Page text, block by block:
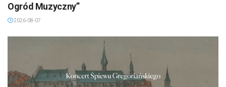
Ogród Muzyczny”
2026-08-07